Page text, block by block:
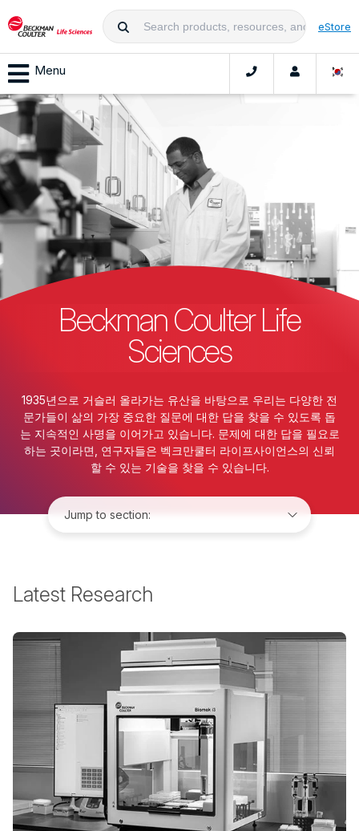
eStore
Menu
Beckman Coulter Life
Sciences
1935년으로 거슬러 올라가는 유산을 바탕으로 우리는 다양한 전
문가들이 삶의 가장 중요한 질문에 대한 답을 찾을 수 있도록 돕
는 지속적인 사명을 이어가고 있습니다. 문제에 대한 답을 필요로
하는 곳이라면, 연구자들은 벡크만쿨터 라이프사이언스의 신뢰
할 수 있는 기술을 찾을 수 있습니다.
Latest Research